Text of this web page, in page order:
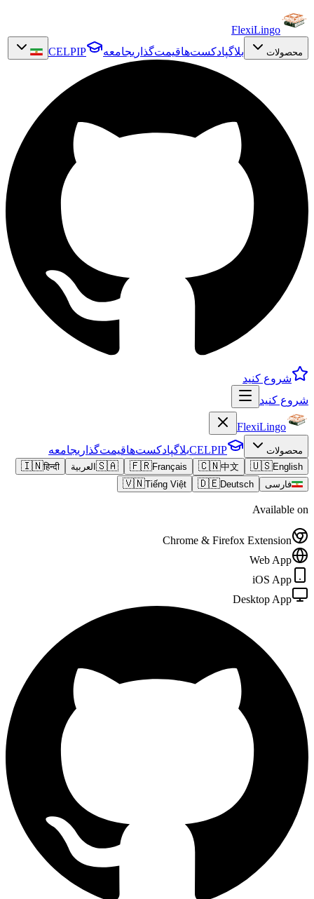
FlexiLingo
محصولات بلاگپادکست‌هاقیمت‌گذاریجامعه CELPIP
شروع کنید
شروع کنید
FlexiLingo
محصولات CELPIPبلاگپادکست‌هاقیمت‌گذاریجامعه
🇺🇸English
🇨🇳中文
🇫🇷Français
🇸🇦 العربية 🇮🇳हिन्दी
فارسی
🇩🇪Deutsch
🇻🇳Tiếng Việt
Available on
Chrome & Firefox Extension
Web App
iOS App
Desktop App